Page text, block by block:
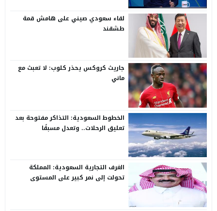
لقاء سعودي صيني على هامش قمة
طشقند
جاريث كروكس يحذر كلوب: لا تعبث مع
ماني
الخطوط السعودية: التذاكر مفتوحة بعد
تعليق الرحلات.. وتعدل مسبقًا
الغرف التجارية السعودية: المملكة
تحولت إلى نمر كبير على المستوى